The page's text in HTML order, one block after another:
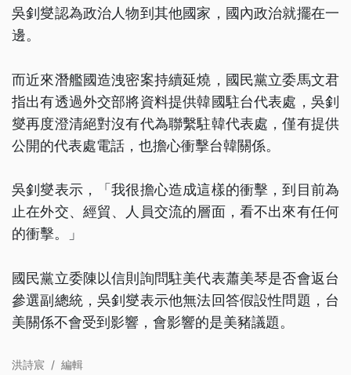
吳釗燮認為政治人物到其他國家，國內政治就擺在一
邊。
而近來潛艦國造洩密案持續延燒，國民黨立委馬文君
指出有透過外交部將資料提供韓國駐台代表處，吳釗
燮再度澄清絕對沒有代為聯繫駐韓代表處，僅有提供
公開的代表處電話，也擔心衝擊台韓關係。
吳釗燮表示，「我很擔心造成這樣的衝擊，到目前為
止在外交、經貿、人員交流的層面，看不出來有任何
的衝擊。」
國民黨立委陳以信則詢問駐美代表蕭美琴是否會返台
參選副總統，吳釗燮表示他無法回答假設性問題，台
美關係不會受到影響，會影響的是美豬議題。
洪詩宸 / 編輯